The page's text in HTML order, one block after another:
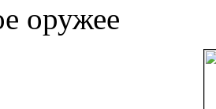
оружее